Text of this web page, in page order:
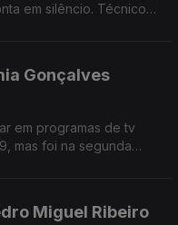
em silêncio. Técnico
Gonçalves
em programas de tv
mas foi na segunda
Miguel Ribeiro